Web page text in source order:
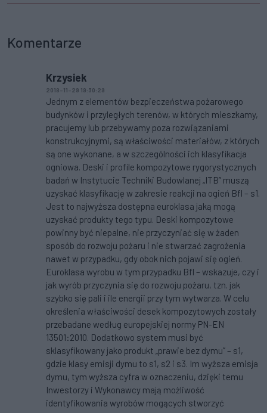
Komentarze
Krzysiek
2018-11-29 19:30:29
Jednym z elementów bezpieczeństwa pożarowego
budynków i przyległych terenów, w których mieszkamy,
pracujemy lub przebywamy poza rozwiązaniami
konstrukcyjnymi, są właściwości materiałów, z których
są one wykonane, a w szczególności ich klasyfikacja
ogniowa. Deski i profile kompozytowe rygorystycznych
badań w Instytucie Techniki Budowlanej „ITB” muszą
uzyskać klasyfikację w zakresie reakcji na ogień Bfl – s1.
Jest to najwyższa dostępna euroklasa jaką mogą
uzyskać produkty tego typu. Deski kompozytowe
powinny być niepalne, nie przyczyniać się w żaden
sposób do rozwoju pożaru i nie stwarzać zagrożenia
nawet w przypadku, gdy obok nich pojawi się ogień.
Euroklasa wyrobu w tym przypadku Bfl – wskazuje, czy i
jak wyrób przyczynia się do rozwoju pożaru, tzn. jak
szybko się pali i ile energii przy tym wytwarza. W celu
określenia właściwości desek kompozytowych zostały
przebadane według europejskiej normy PN-EN
13501:2010. Dodatkowo system musi być
sklasyfikowany jako produkt „prawie bez dymu” – s1,
gdzie klasy emisji dymu to s1, s2 i s3. Im wyższa emisja
dymu, tym wyższa cyfra w oznaczeniu, dzięki temu
Inwestorzy i Wykonawcy mają możliwość
identyfikowania wyrobów mogących stworzyć